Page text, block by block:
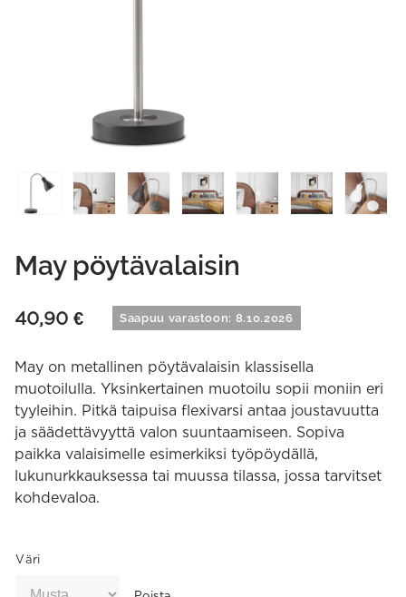
May pöytävalaisin
40,90 € Saapuu varastoon: 8.10.2026
May on metallinen pöytävalaisin klassisella
muotoilulla. Yksinkertainen muotoilu sopii moniin eri
tyyleihin. Pitkä taipuisa flexivarsi antaa joustavuutta
ja säädettävyyttä valon suuntaamiseen. Sopiva
paikka valaisimelle esimerkiksi työpöydällä,
lukunurkkauksessa tai muussa tilassa, jossa tarvitset
kohdevaloa.
Väri